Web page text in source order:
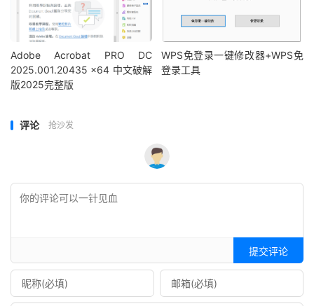
Adobe Acrobat PRO DC
2025.001.20435 x64 中文破解
版2025完整版
WPS免登录一键修改器+WPS免
登录工具
评论 抢沙发
提交评论